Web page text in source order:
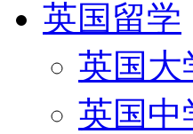
英国留学
英国大
英国中